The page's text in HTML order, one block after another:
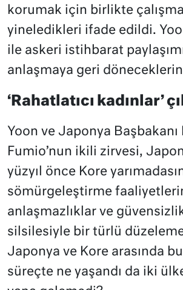
korumak için birlikte
yineledikleri ifade edildi.
ile askeri istihbarat
anlaşmaya geri
‘Rahatlatıcı kadınlar’
Yoon ve Japonya Başbakanı
Fumio’nun ikili zirvesi,
yüzyıl önce Kore
sömürgeleştirme
anlaşmazlıklar ve
silsilesiyle bir türlü
Japonya ve Kore arasında bu
süreçte ne yaşandı da iki